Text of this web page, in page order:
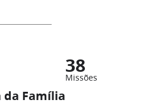
38
Missões
Família